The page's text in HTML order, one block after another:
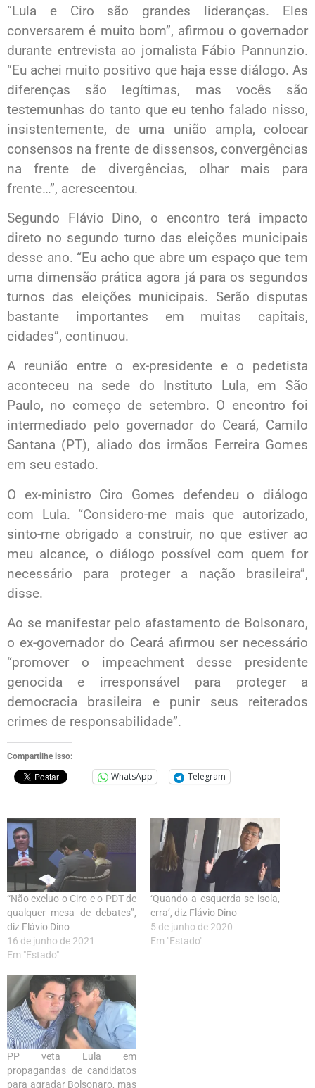
“Lula e Ciro são grandes lideranças. Eles
conversarem é muito bom”, afirmou o governador
durante entrevista ao jornalista Fábio Pannunzio.
“Eu achei muito positivo que haja esse diálogo. As
diferenças são legítimas, mas vocês são
testemunhas do tanto que eu tenho falado nisso,
insistentemente, de uma união ampla, colocar
consensos na frente de dissensos, convergências
na frente de divergências, olhar mais para
frente…”, acrescentou.
Segundo Flávio Dino, o encontro terá impacto
direto no segundo turno das eleições municipais
desse ano. “Eu acho que abre um espaço que tem
uma dimensão prática agora já para os segundos
turnos das eleições municipais. Serão disputas
bastante importantes em muitas capitais,
cidades”, continuou.
A reunião entre o ex-presidente e o pedetista
aconteceu na sede do Instituto Lula, em São
Paulo, no começo de setembro. O encontro foi
intermediado pelo governador do Ceará, Camilo
Santana (PT), aliado dos irmãos Ferreira Gomes
em seu estado.
O ex-ministro Ciro Gomes defendeu o diálogo
com Lula. “Considero-me mais que autorizado,
sinto-me obrigado a construir, no que estiver ao
meu alcance, o diálogo possível com quem for
necessário para proteger a nação brasileira”,
disse.
Ao se manifestar pelo afastamento de Bolsonaro,
o ex-governador do Ceará afirmou ser necessário
“promover o impeachment desse presidente
genocida e irresponsável para proteger a
democracia brasileira e punir seus reiterados
crimes de responsabilidade”.
Compartilhe isso:
WhatsApp Telegram
“Não excluo o Ciro e o PDT de
qualquer mesa de debates”,
diz Flávio Dino
16 de junho de 2021
Em "Estado"
‘Quando a esquerda se isola,
erra’, diz Flávio Dino
5 de junho de 2020
Em "Estado"
PP veta Lula em
propagandas de candidatos
para agradar Bolsonaro, mas